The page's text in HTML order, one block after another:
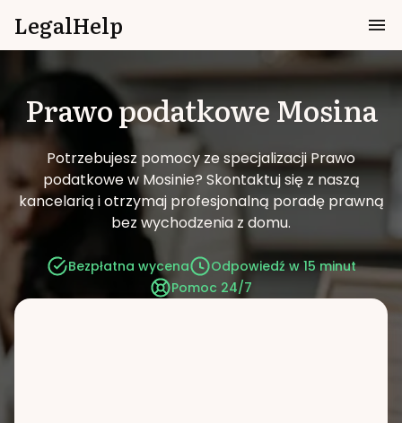
LegalHelp
Prawo podatkoweMosina
Potrzebujesz pomocy ze specjalizacji Prawo
podatkowe w Mosinie? Skontaktuj się z naszą
kancelarią i otrzymaj profesjonalną poradę prawną
bez wychodzenia z domu.
Bezpłatna wycena
Odpowiedź w 15 minut
Pomoc 24/7